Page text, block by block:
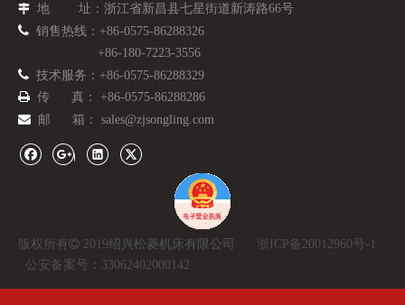
 地 址： 浙江省新昌县七星街道新涛路66号
 销售热线： +86-0575-86288326
+86-180-7223-3556
 技术服务： +86-0575-86288329
 传 真： +86-0575-86288286
 邮 箱： sales@zjsongling.com
版权所有  2019绍兴松菱机床有限公司 浙ICP备20012960号-1
公安备案号：33062402000142